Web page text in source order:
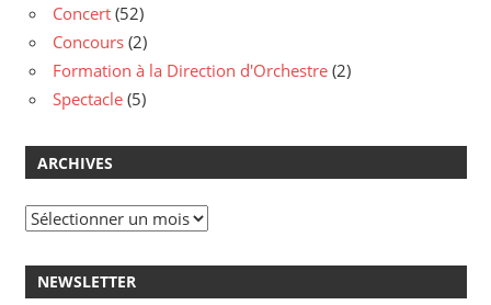
Concert (52)
Concours (2)
Formation à la Direction d'Orchestre (2)
Spectacle (5)
ARCHIVES
Archives
NEWSLETTER